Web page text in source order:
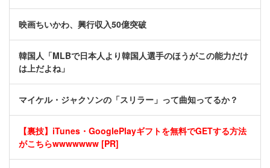
映画ちいかわ、興行収入50億突破
韓国人「MLBで日本人より韓国人選手のほうがこの能力だけ
は上だよね」
マイケル・ジャクソンの「スリラー」って曲知ってるか？
【裏技】iTunes・GooglePlayギフトを無料でGETする方法
がこちらwwwwwww [PR]